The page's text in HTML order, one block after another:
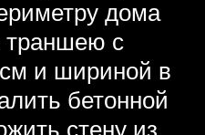
дома
траншею с
и шириной в
бетонной
стену из